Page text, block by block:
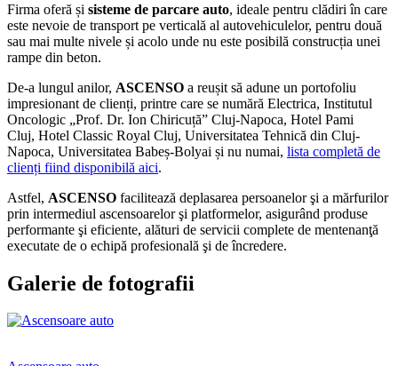
Firma oferă și sisteme de parcare auto, ideale pentru clădiri în care
este nevoie de transport pe verticală al autovehiculelor, pentru două
sau mai multe nivele și acolo unde nu este posibilă construcția unei
rampe din beton.
De-a lungul anilor, ASCENSO a reușit să adune un portofoliu
impresionant de clienți, printre care se numără Electrica, Institutul
Oncologic „Prof. Dr. Ion Chiricuță” Cluj-Napoca, Hotel Pami
Cluj, Hotel Classic Royal Cluj, Universitatea Tehnică din Cluj-
Napoca, Universitatea Babeș-Bolyai și nu numai, lista completă de
clienți fiind disponibilă aici.
Astfel, ASCENSO facilitează deplasarea persoanelor şi a mărfurilor
prin intermediul ascensoarelor şi platformelor, asigurând produse
performante şi eficiente, alături de servicii complete de mentenanţă
executate de o echipă profesională şi de încredere.
Galerie de fotografii